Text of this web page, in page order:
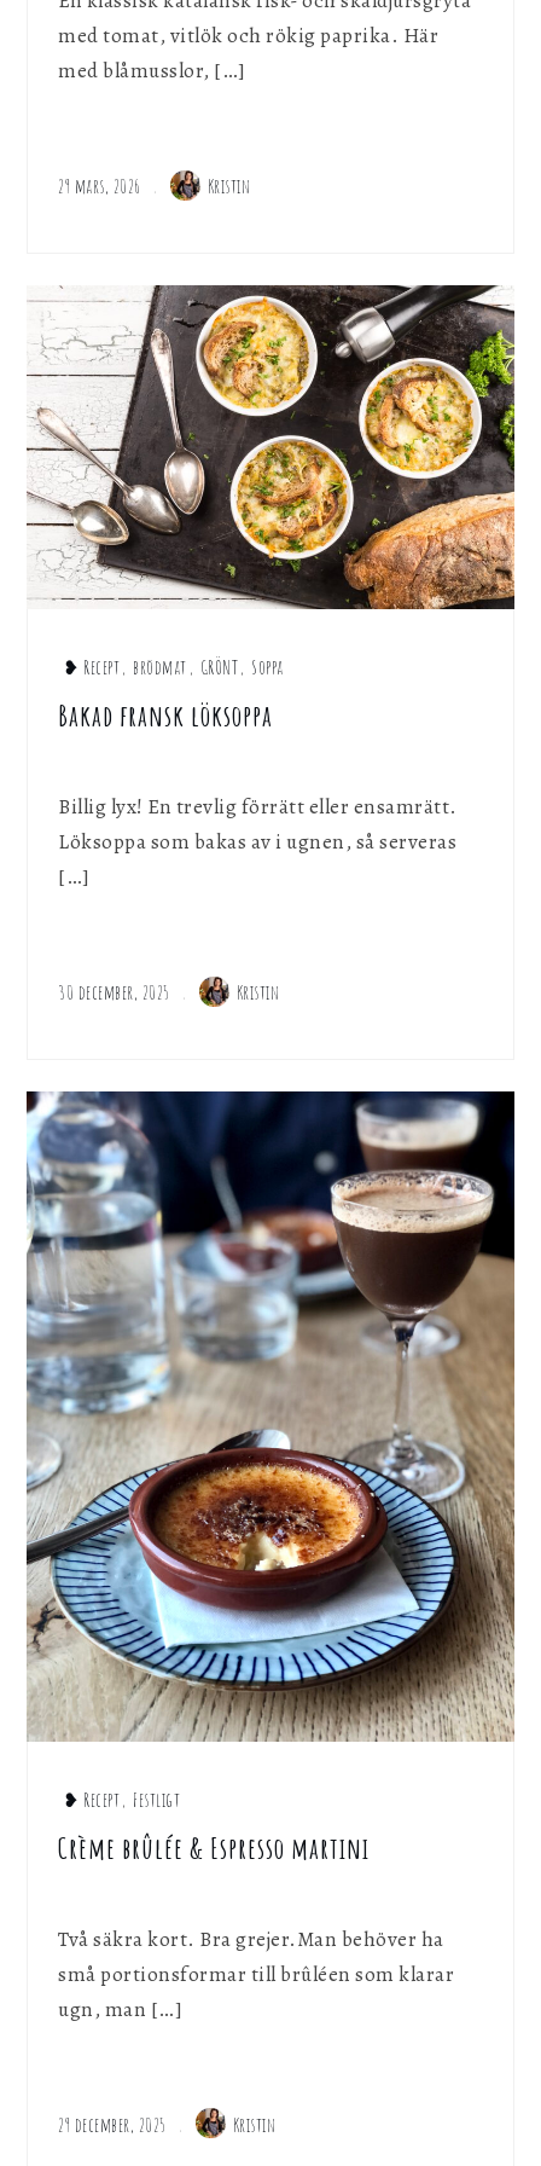
med tomat, vitlök och rökig paprika. Här
med blåmusslor, […]
29 mars, 2026 Kristin
❥ Recept, brödmat , GRÖNT, Soppa
Bakad fransk löksoppa
Billig lyx! En trevlig förrätt eller ensamrätt.
Löksoppa som bakas av i ugnen, så serveras
[…]
30 december, 2025 Kristin
❥ Recept, Festligt
Crème brûlée & Espresso martini
Två säkra kort. Bra grejer.Man behöver ha
små portionsformar till brûléen som klarar
ugn, man […]
29 december, 2025 Kristin